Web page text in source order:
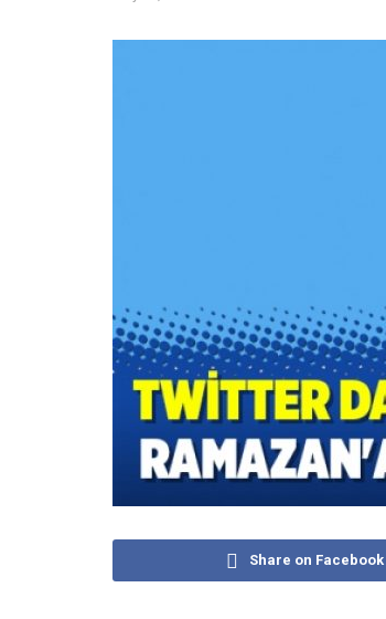
Share on Facebook